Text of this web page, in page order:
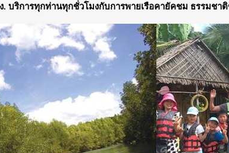
. บริการทุกท่านทุกชั่วโมงกับการพายเรือคายัคชม ธรรมช